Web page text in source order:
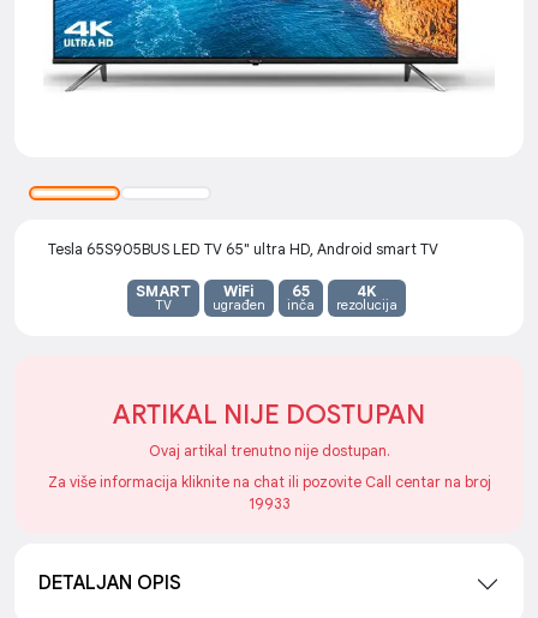
Tesla 65S905BUS LED TV 65" ultra HD, Android smart TV
SMART
TV
WiFi
ugrađen
65
inča
4K
rezolucija
ARTIKAL NIJE DOSTUPAN
Ovaj artikal trenutno nije dostupan.
Za više informacija kliknite na chat ili pozovite Call centar na broj
19933
DETALJAN OPIS